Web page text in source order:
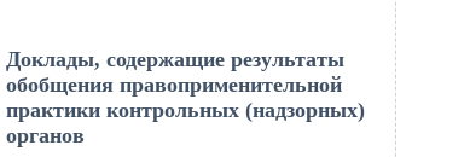
Доклады, содержащие результаты
обобщения правоприменительной
практики контрольных (надзорных)
органов